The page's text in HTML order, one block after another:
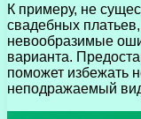
К примеру, не
свадебных
невообразимые
варианта.
поможет избежать
неподражаемый